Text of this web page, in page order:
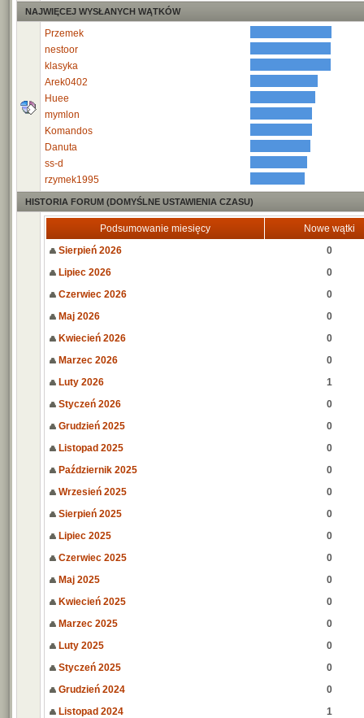
NAJWIĘCEJ WYSŁANYCH WĄTKÓW
Przemek
nestoor
klasyka
Arek0402
Huee
mymlon
Komandos
Danuta
ss-d
rzymek1995
HISTORIA FORUM (DOMYŚLNE USTAWIENIA CZASU)
Podsumowanie miesięcy
Nowe wątki
Sierpień 2026
0
Lipiec 2026
0
Czerwiec 2026
0
Maj 2026
0
Kwiecień 2026
0
Marzec 2026
0
Luty 2026
1
Styczeń 2026
0
Grudzień 2025
0
Listopad 2025
0
Październik 2025
0
Wrzesień 2025
0
Sierpień 2025
0
Lipiec 2025
0
Czerwiec 2025
0
Maj 2025
0
Kwiecień 2025
0
Marzec 2025
0
Luty 2025
0
Styczeń 2025
0
Grudzień 2024
0
Listopad 2024
1